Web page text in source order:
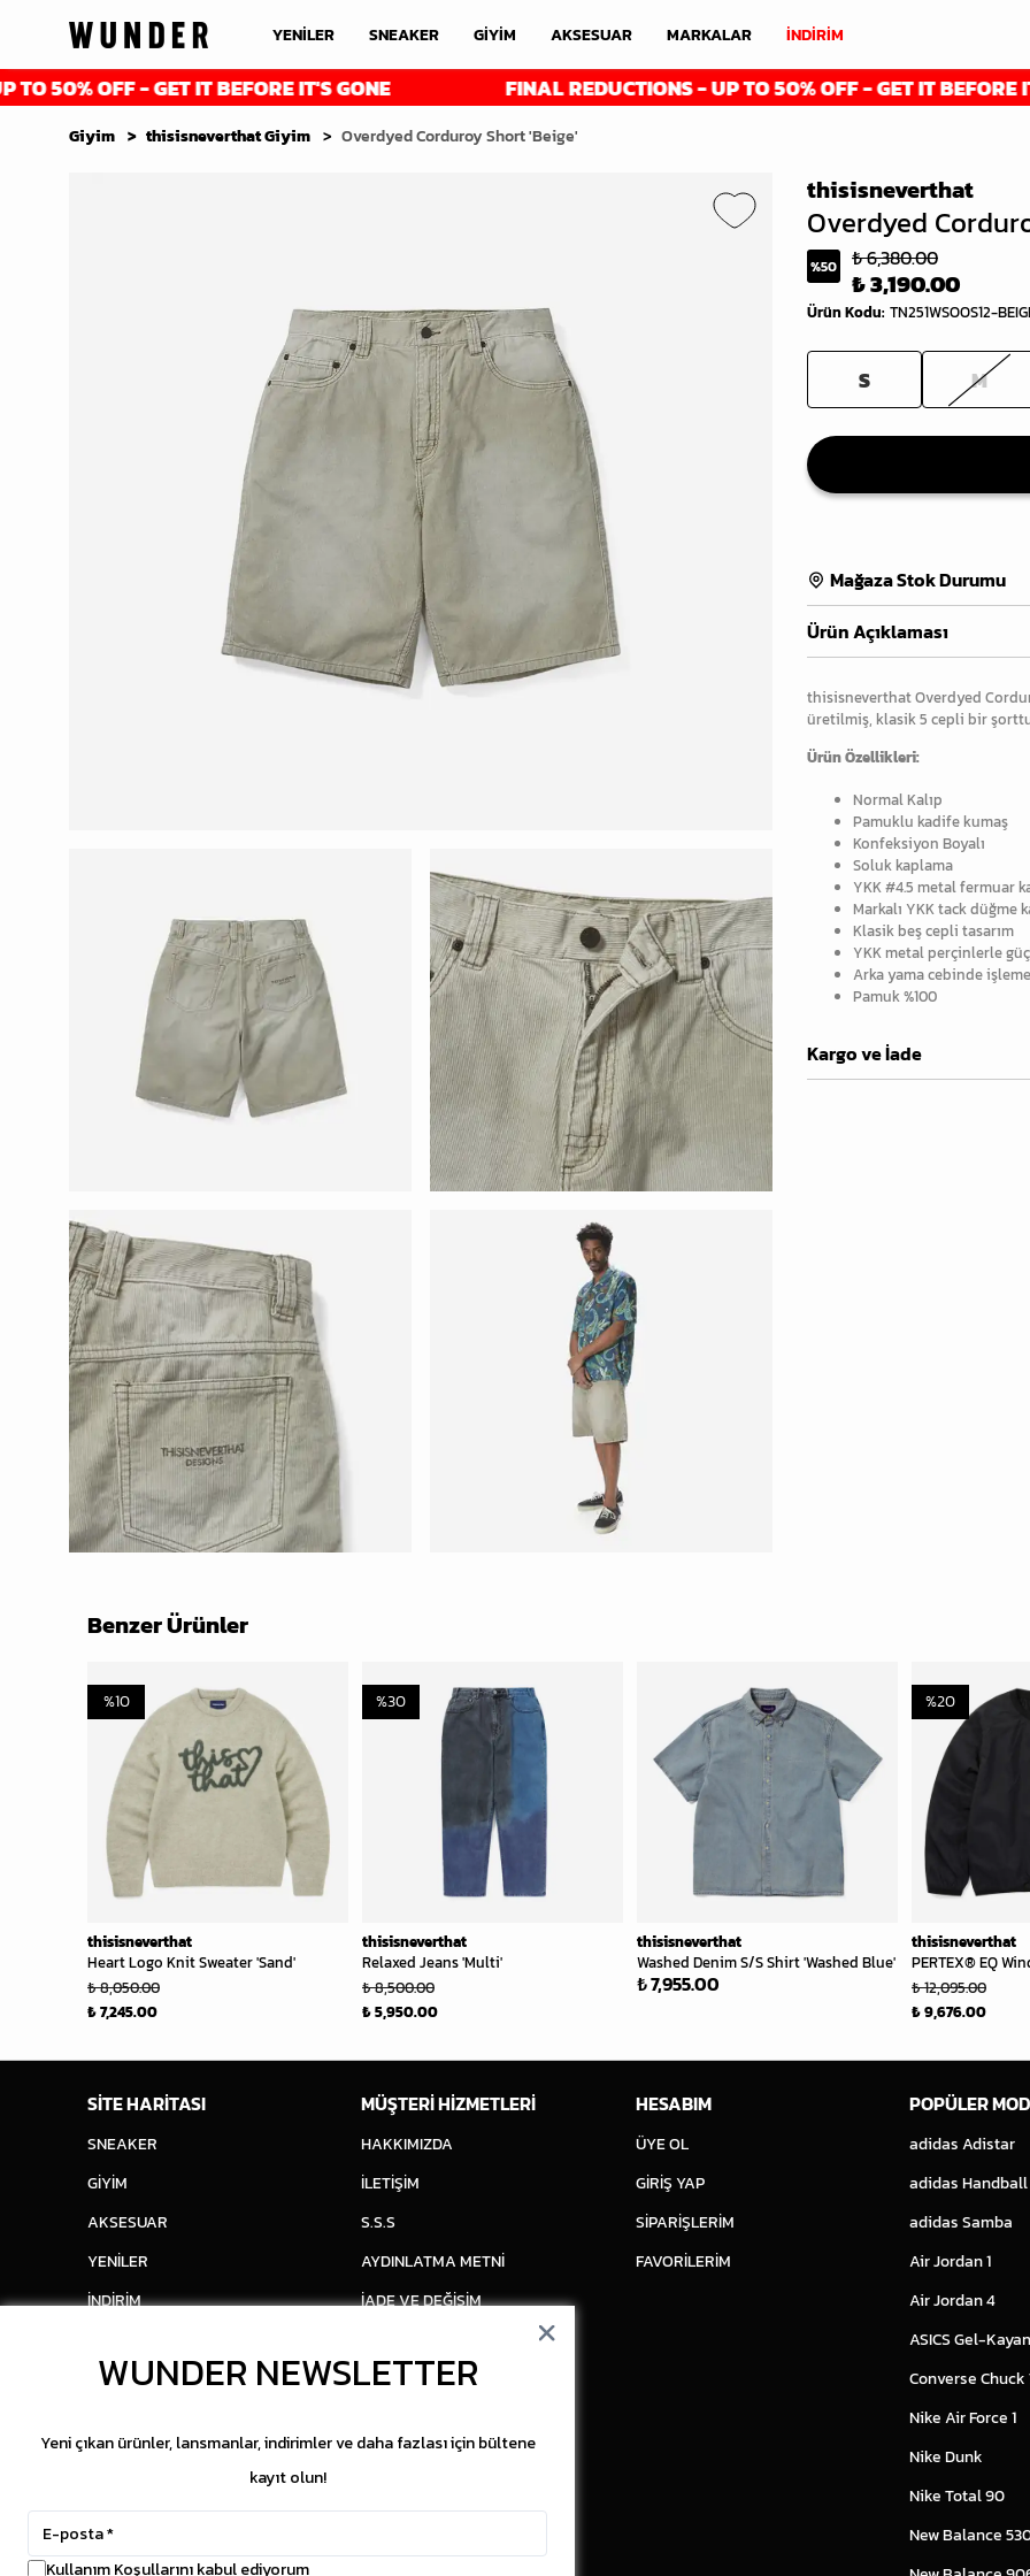
YENİLER SNEAKER GİYİM AKSESUAR MARKALAR İNDİRİM
OFF - GET IT BEFORE IT'S GONE FINAL REDUCTIONS - UP TO 50% OFF - GET IT BEFORE IT'S
Giyim thisisneverthat Giyim Overdyed Corduroy Short 'Beige'
thisisneverthat
Overdyed
%50 ₺ 6,380.00
₺ 3,190.00
Ürün Kodu: TN251WSOOS12-
S M
Mağaza Stok Durumu
Ürün Açıklaması
thisisneverthat Overdyed
üretilmiş, klasik 5 cepli bir
Ürün Özellikleri:
Normal Kalıp
Pamuklu kadife kumaş
Konfeksiyon Boyalı
Soluk kaplama
YKK #4.5 metal fermuar
Markalı YKK tack düğme
Klasik beş cepli tasarım
YKK metal perçinlerle
Arka yama cebinde
Pamuk %100
Kargo ve İade
Benzer Ürünler
thisisneverthat
Heart Logo Knit Sweater 'Sand'
%10
₺ 8,050.00
₺ 7,245.00
thisisneverthat
Relaxed Jeans 'Multi'
%30
₺ 8,500.00
₺ 5,950.00
thisisneverthat
Washed Denim S/S Shirt 'Washed Blue'
₺ 7,955.00
thisisneverthat
PERTEX® EQ
%20
₺ 12,095.00
₺ 9,676.00
SİTE HARİTASI
SNEAKER
GİYİM
AKSESUAR
YENİLER
İNDİRİM
MÜŞTERİ HİZMETLERİ
HAKKIMIZDA
İLETİŞİM
S.S.S
AYDINLATMA METNİ
İADE VE DEĞİŞİM
HESABIM
ÜYE OL
GİRİŞ YAP
SİPARİŞLERİM
FAVORİLERİM
POPÜLER
adidas Adistar
adidas
adidas Samba
Air Jordan 1
Air Jordan 4
ASICS Gel-
Converse Chuck
Nike Air Force 1
Nike Dunk
Nike Total 90
New Balance
WUNDER NEWSLETTER
Yeni çıkan ürünler, lansmanlar, indirimler ve daha fazlası için bültene
kayıt olun!
Kullanım Koşullarını kabul ediyorum